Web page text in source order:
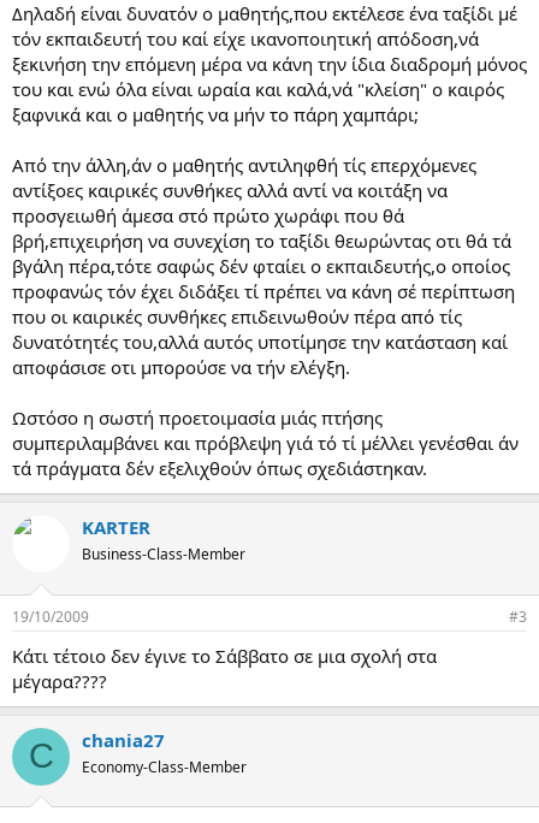
Δηλαδή είναι δυνατόν ο μαθητής,που εκτέλεσε ένα ταξίδι μέ
τόν εκπαιδευτή του καί είχε ικανοποιητική απόδοση,νά
ξεκινήση την επόμενη μέρα να κάνη την ίδια διαδρομή μόνος
του και ενώ όλα είναι ωραία και καλά,νά "κλείση" ο καιρός
ξαφνικά και ο μαθητής να μήν το πάρη χαμπάρι;
Από την άλλη,άν ο μαθητής αντιληφθή τίς επερχόμενες
αντίξοες καιρικές συνθήκες αλλά αντί να κοιτάξη να
προσγειωθή άμεσα στό πρώτο χωράφι που θά
βρή,επιχειρήση να συνεχίση το ταξίδι θεωρώντας οτι θά τά
βγάλη πέρα,τότε σαφώς δέν φταίει ο εκπαιδευτής,ο οποίος
προφανώς τόν έχει διδάξει τί πρέπει να κάνη σέ περίπτωση
που οι καιρικές συνθήκες επιδεινωθούν πέρα από τίς
δυνατότητές του,αλλά αυτός υποτίμησε την κατάσταση καί
αποφάσισε οτι μπορούσε να τήν ελέγξη.
Ωστόσο η σωστή προετοιμασία μιάς πτήσης
συμπεριλαμβάνει και πρόβλεψη γιά τό τί μέλλει γενέσθαι άν
τά πράγματα δέν εξελιχθούν όπως σχεδιάστηκαν.
KARTER
Business-Class-Member
19/10/2009 #3
Κάτι τέτοιο δεν έγινε το Σάββατο σε μια σχολή στα
μέγαρα????
C chania27
Economy-Class-Member